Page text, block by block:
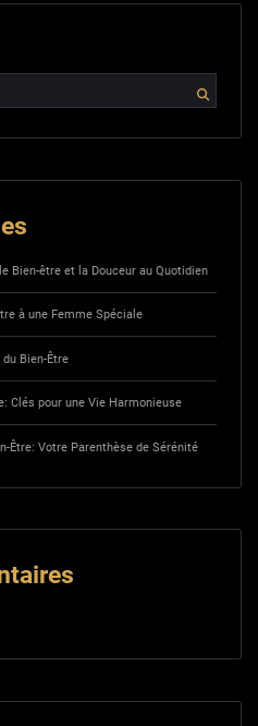
Bien-être et la Douceur au Quotidien
à une Femme Spéciale
Bien-Être
Clés pour une Vie Harmonieuse
Être: Votre Parenthèse de Sérénité